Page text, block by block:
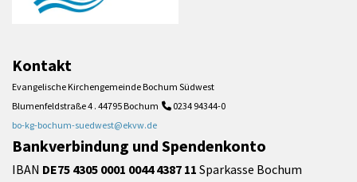
Kontakt
Evangelische Kirchengemeinde Bochum Südwest
Blumenfeldstraße 4 . 44795 Bochum  0234 94344-0
bo-kg-bochum-suedwest@ekvw.de
Bankverbindung und Spendenkonto
IBAN DE75 4305 0001 0044 4387 11 Sparkasse Bochum